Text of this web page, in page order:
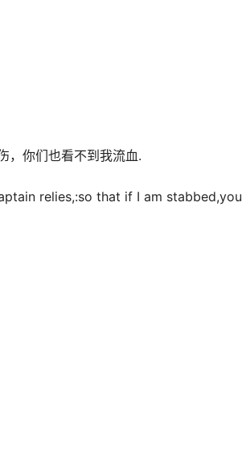
你们也看不到我流血.
relies,:so that if I am stabbed,you